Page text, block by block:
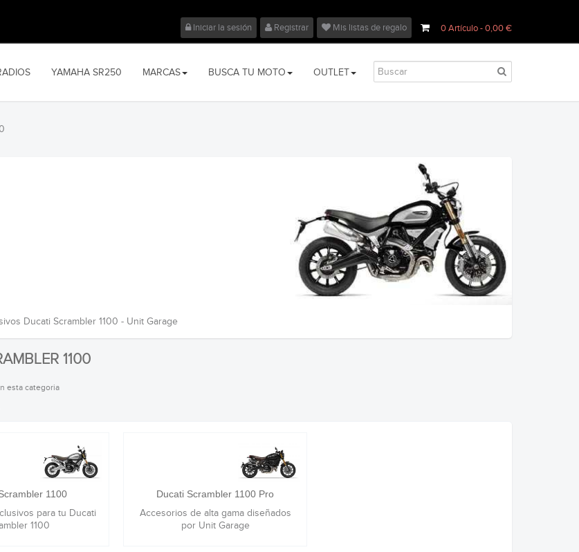
0Artículo- 0,00 €
Iniciar la sesión Registrar Mis listas de regalo
YAMAHA SR250 MARCAS BUSCA TU MOTO OUTLET
Ducati Scrambler 1100 - Unit Garage
1100
esta categoria
1100
para tu Ducati
1100
Ducati Scrambler 1100 Pro
Accesorios de alta gama diseñados
por Unit Garage